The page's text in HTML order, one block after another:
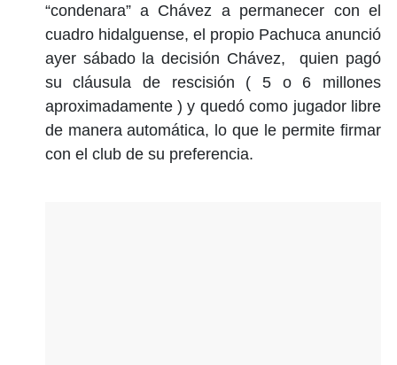
“condenara” a Chávez a permanecer con el
cuadro hidalguense, el propio Pachuca anunció
ayer sábado la decisión Chávez, quien pagó
su cláusula de rescisión ( 5 o 6 millones
aproximadamente ) y quedó como jugador libre
de manera automática, lo que le permite firmar
con el club de su preferencia.